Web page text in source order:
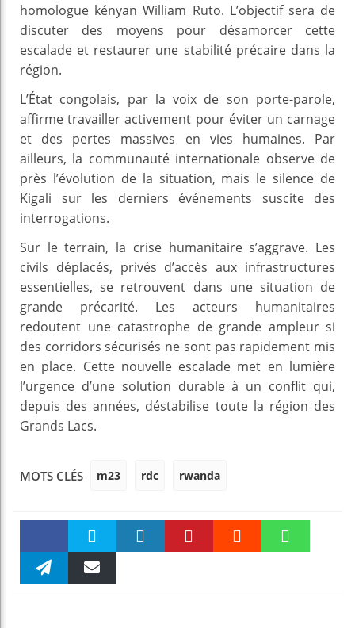
homologue kényan William Ruto. L’objectif sera de
discuter des moyens pour désamorcer cette
escalade et restaurer une stabilité précaire dans la
région.
L’État congolais, par la voix de son porte-parole,
affirme travailler activement pour éviter un carnage
et des pertes massives en vies humaines. Par
ailleurs, la communauté internationale observe de
près l’évolution de la situation, mais le silence de
Kigali sur les derniers événements suscite des
interrogations.
Sur le terrain, la crise humanitaire s’aggrave. Les
civils déplacés, privés d’accès aux infrastructures
essentielles, se retrouvent dans une situation de
grande précarité. Les acteurs humanitaires
redoutent une catastrophe de grande ampleur si
des corridors sécurisés ne sont pas rapidement mis
en place. Cette nouvelle escalade met en lumière
l’urgence d’une solution durable à un conflit qui,
depuis des années, déstabilise toute la région des
Grands Lacs.
MOTS CLÉS m23 rdc rwanda
Faceboo Twitter